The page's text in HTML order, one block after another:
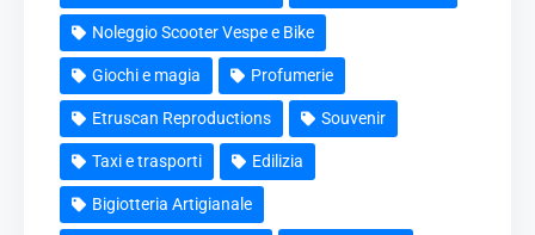
Noleggio Scooter Vespe e Bike
Giochi e magia Profumerie
Etruscan Reproductions Souvenir
Taxi e trasporti Edilizia
Bigiotteria Artigianale